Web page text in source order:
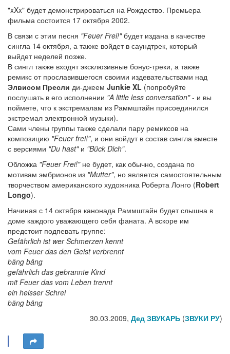
"xXx" будет демонстрироваться на Рождество. Премьера
фильма состоится 17 октября 2002.
В связи с этим песня "Feuer Frei!"будет издана в качестве
сингла 14 октября, а также войдет в саундтрек, который
выйдет неделей позже.
В сингл также входят эксклюзивные бонус-треки, а также
ремикс от прославившегося своими издевательствами над
Элвисом Пресли ди-джеем Junkie XL (попробуйте
послушать в его исполнении "A little less conversation"- и вы
поймете, что к экстремалам из Раммштайн присоединился
экстремал электронной музыки).
Сами члены группы также сделали пару ремиксов на
композицию "Feuer frei!", и они войдут в состав сингла вместе
с версиями "Du hast"и "Bück Dich".
Обложка "Feuer Frei!"не будет, как обычно, создана по
мотивам эмбрионов из "Mutter", но является самостоятельным
творчеством американского художника Роберта Лонго (Robert
Longo).
Начиная с 14 октября канонада Раммштайн будет слышна в
доме каждого уважающего себя фаната. А вскоре им
предстоит подпевать группе:
Gefährlich ist wer Schmerzen kennt
vom Feuer das den Geist verbrennt
bäng bäng
gefährlich das gebrannte Kind
mit Feuer das vom Leben trennt
ein heisser Schrei
bäng bäng
30.03.2009, Дед ЗВУКАРЬ (ЗВУКИ РУ)